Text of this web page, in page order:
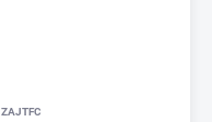
ZAJTFC